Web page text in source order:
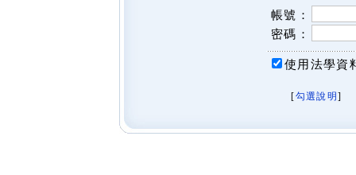
帳號：
密碼：
使用法學資
[勾選說明 ]